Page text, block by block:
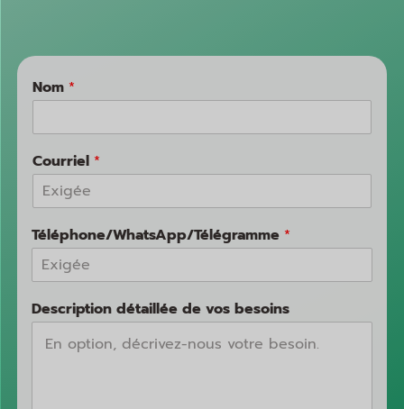
Nom *
Courriel *
Téléphone/WhatsApp/Télégramme *
Description détaillée de vos besoins